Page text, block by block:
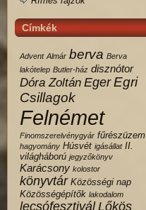
Címkék
Advent Almár berva Berva
lakótelep Butler-ház disznótor
Dóra Zoltán Eger Egri
Csillagok
Felnémet
Finomszerelvénygyár fűrészüzem
hagyomány Húsvét igásállat II.
világháború jegyzőkönyv
Karácsony kolostor
könyvtár Közösségi nap
Közösségépítők lakodalom
lecsófesztivál Lőkös